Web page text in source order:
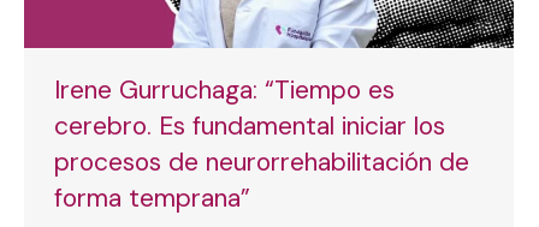
Irene Gurruchaga: “Tiempo es
cerebro. Es fundamental iniciar los
procesos de neurorrehabilitación de
forma temprana”